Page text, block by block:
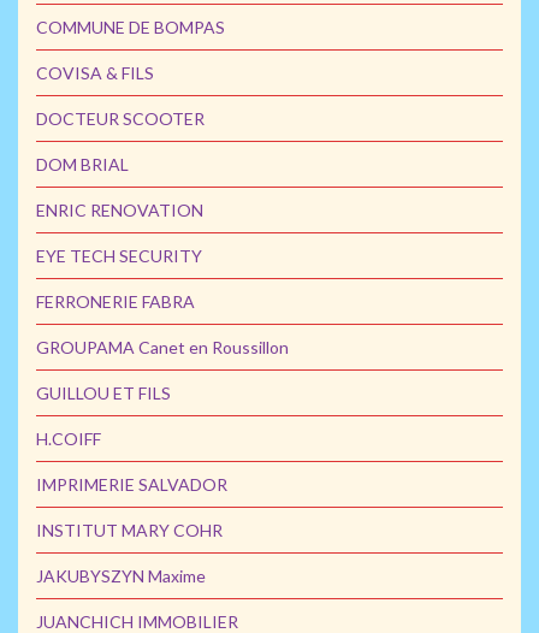
COMMUNE DE BOMPAS
COVISA & FILS
DOCTEUR SCOOTER
DOM BRIAL
ENRIC RENOVATION
EYE TECH SECURITY
FERRONERIE FABRA
GROUPAMA Canet en Roussillon
GUILLOU ET FILS
H.COIFF
IMPRIMERIE SALVADOR
INSTITUT MARY COHR
JAKUBYSZYN Maxime
JUANCHICH IMMOBILIER